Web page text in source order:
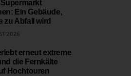
Supermarkt
Ein Gebäude,
zu Abfall wird
2026
erneut extreme
die Fernkälte
Hochtouren